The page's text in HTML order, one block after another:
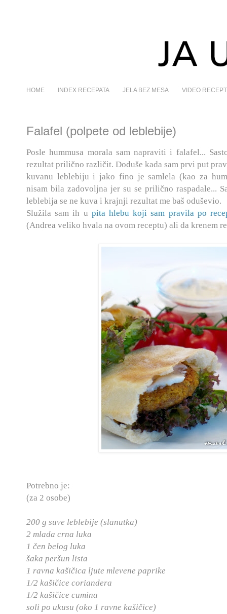
HOME INDEX RECEPATA JELA BEZ MESA VIDEO
Falafel (polpete od leblebije)
Posle hummusa morala sam napraviti i falafel...
rezultat prilično različit. Doduše kada sam prvi put
kuvanu leblebiju i jako fino je samlela (kao za
nisam bila zadovoljna jer su se prilično raspadale...
leblebija se ne kuva i krajnji rezultat me baš oduševio.
Služila sam ih u pita hlebu koji sam pravila po
(Andrea veliko hvala na ovom receptu) ali da krenem
Potrebno je:
(za 2 osobe)
200 g suve leblebije (slanutka)
2 mlada crna luka
1 čen belog luka
šaka peršun lista
1 ravna kašičica ljute mlevene paprike
1/2 kašičice coriandera
1/2 kašičice cumina
soli po ukusu (oko 1 ravne kašičice)